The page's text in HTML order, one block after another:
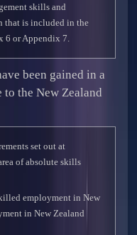
skills and
that is included in the
6 or Appendix 7.
been gained in a
the New Zealand
set out at
of absolute skills
employment in New
in New Zealand